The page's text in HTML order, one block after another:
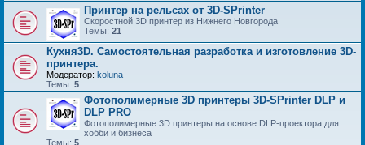
Принтер на рельсах от 3D-SPrinter
Скоростной 3D принтер из Нижнего Новгорода
Темы: 21
Кухня3D. Самостоятельная разработка и изготовление 3D-
принтера.
Модератор: koluna
Темы: 5
Фотополимерные 3D принтеры 3D-SPrinter DLP и
DLP PRO
Фотополимерные 3D принтеры на основе DLP-проектора для
хобби и бизнеса
Темы: 5